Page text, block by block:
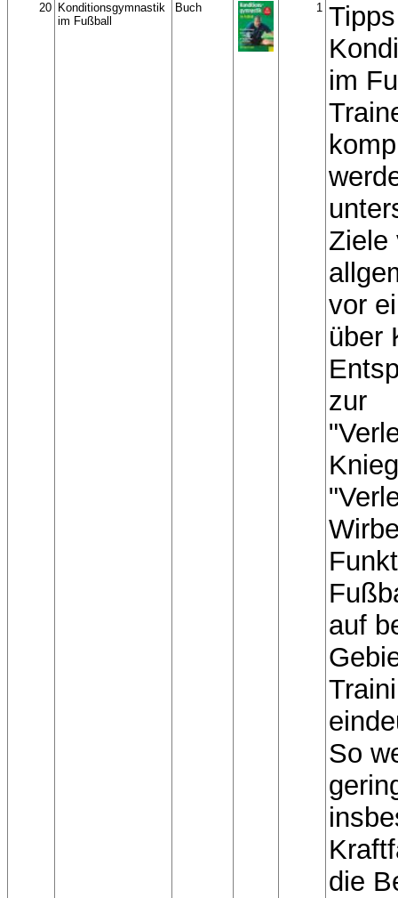
20 Konditionsgymnastik
im Fußball
Buch 1
im
Ziele
vor
über
zur
auf
So
die